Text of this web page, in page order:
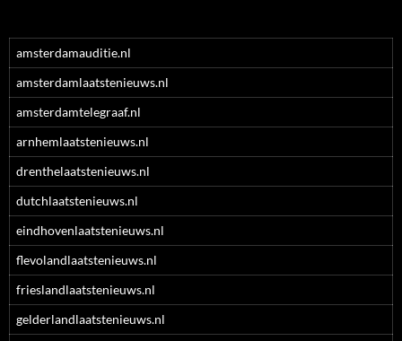
amsterdamauditie.nl
amsterdamlaatstenieuws.nl
amsterdamtelegraaf.nl
arnhemlaatstenieuws.nl
drenthelaatstenieuws.nl
dutchlaatstenieuws.nl
eindhovenlaatstenieuws.nl
flevolandlaatstenieuws.nl
frieslandlaatstenieuws.nl
gelderlandlaatstenieuws.nl